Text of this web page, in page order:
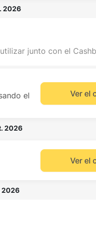
2026
junto con el
el
Ver el
2026
Ver el
2026